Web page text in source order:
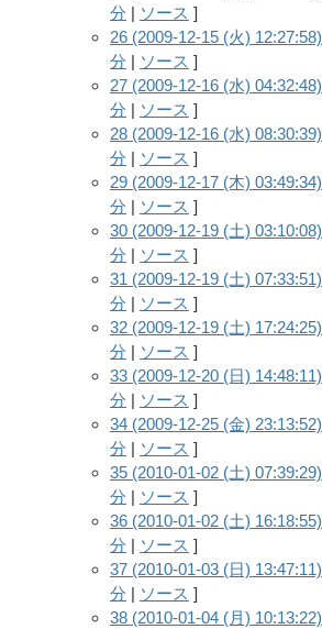
分 | ソース ]
26 (2009-12-15 (火) 12:27:58)
分 | ソース ]
27 (2009-12-16 (水) 04:32:48)
分 | ソース ]
28 (2009-12-16 (水) 08:30:39)
分 | ソース ]
29 (2009-12-17 (木) 03:49:34)
分 | ソース ]
30 (2009-12-19 (土) 03:10:08)
分 | ソース ]
31 (2009-12-19 (土) 07:33:51)
分 | ソース ]
32 (2009-12-19 (土) 17:24:25)
分 | ソース ]
33 (2009-12-20 (日) 14:48:11)
分 | ソース ]
34 (2009-12-25 (金) 23:13:52)
分 | ソース ]
35 (2010-01-02 (土) 07:39:29)
分 | ソース ]
36 (2010-01-02 (土) 16:18:55)
分 | ソース ]
37 (2010-01-03 (日) 13:47:11)
分 | ソース ]
38 (2010-01-04 (月) 10:13:22)